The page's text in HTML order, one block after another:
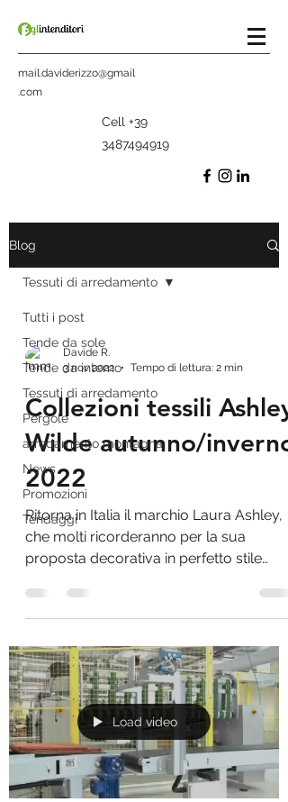
mail.daviderizzo@gmail
.com
Cell +39
3487494919
Blog
Tutti i post
Tende da sole
Tende da interno
Tessuti di arredamento
Pergole
arredamento montagna
News
Promozioni
Tendaggi
Tessuti di arredamento
Davide R.
3 nov 2022
Tempo di lettura: 2 min
Collezioni tessili Ashley
Wilde autunno/inverno
2022
Ritorna in Italia il marchio Laura Ashley,
che molti ricorderanno per la sua
proposta decorativa in perfetto stile
Load video